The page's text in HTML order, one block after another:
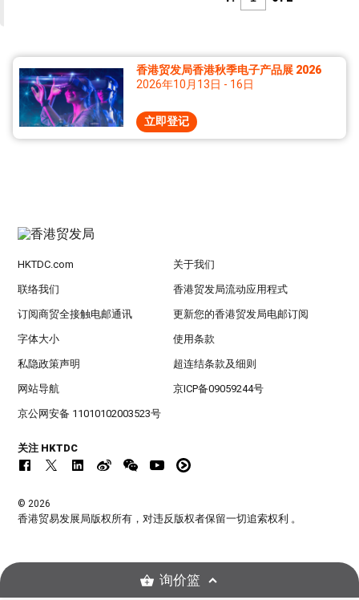
香港贸发局香港秋季电子产品展 2026
2026年10月13日 - 16日
立即登记
HKTDC.com 关于我们
联络我们 香港贸发局流动应用程式
订阅商贸全接触电邮通讯 更新您的香港贸发局电邮订阅
字体大小 使用条款
私隐政策声明 超连结条款及细则
网站导航 京ICP备09059244号
京公网安备 11010102003523号
关注 HKTDC
© 2026
香港贸易发展局版权所有，对违反版权者保留一切追索权利 。
询价篮